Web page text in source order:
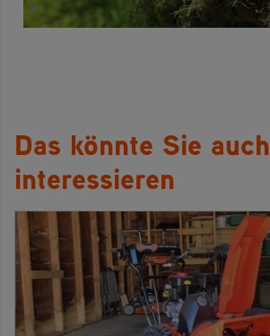
Das könnte Sie auch
interessieren